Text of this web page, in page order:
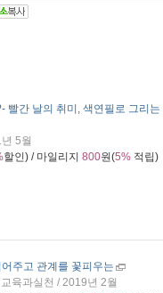
- 빨간 날의 취미, 색연필로 그리는
5월
할인) / 마일리지 800원(5% 적립)
주고 관계를 꽃피우는
육과실천 / 2019년 2월